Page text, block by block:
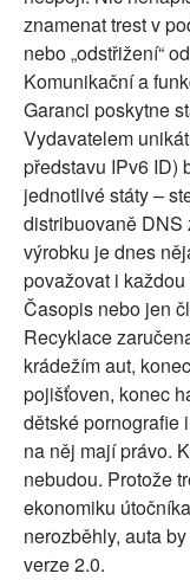
znamenat trest v
nebo „odstřižení“
Komunikační a
Garanci poskytne
Vydavatelem
představu IPv6 ID)
jednotlivé státy –
distribuovaně DNS
výrobku je dnes
považovat i
Časopis nebo jen
Recyklace
krádežím aut,
pojišťoven, konec
dětské pornografie
na něj mají právo.
nebudou. Protože
ekonomiku
nerozběhly, auta
verze 2.0.